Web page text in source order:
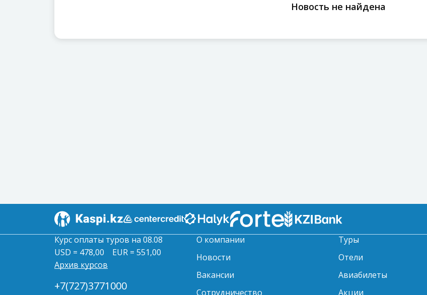
Новость не найдена
Курс оплаты туров на 08.08
USD = 478,00
EUR = 551,00
Архив курсов
+7(727)3771000
О компании
Новости
Вакансии
Сотрудничество
Туры
Отели
Авиабилеты
Акции